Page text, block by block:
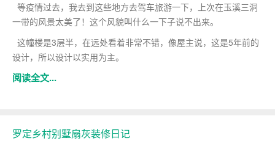
等疫情过去，我去到这些地方去驾车旅游一下，上次在玉溪三洞
一带的风景太美了！这个风貌叫什么一下子说不出来。
这幢楼是3层半，在远处看着非常不错，像屋主说，这是5年前的
设计，所以设计以实用为主。
阅读全文...
罗定乡村别墅扇灰装修日记